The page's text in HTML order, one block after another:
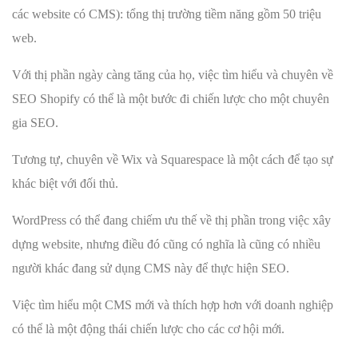
các website có CMS): tổng thị trường tiềm năng gồm 50 triệu
web.
Với thị phần ngày càng tăng của họ, việc tìm hiểu và chuyên về
SEO Shopify có thể là một bước đi chiến lược cho một chuyên
gia SEO.
Tương tự, chuyên về Wix và Squarespace là một cách để tạo sự
khác biệt với đối thủ.
WordPress có thể đang chiếm ưu thế về thị phần trong việc xây
dựng website, nhưng điều đó cũng có nghĩa là cũng có nhiều
người khác đang sử dụng CMS này để thực hiện SEO.
Việc tìm hiểu một CMS mới và thích hợp hơn với doanh nghiệp
có thể là một động thái chiến lược cho các cơ hội mới.